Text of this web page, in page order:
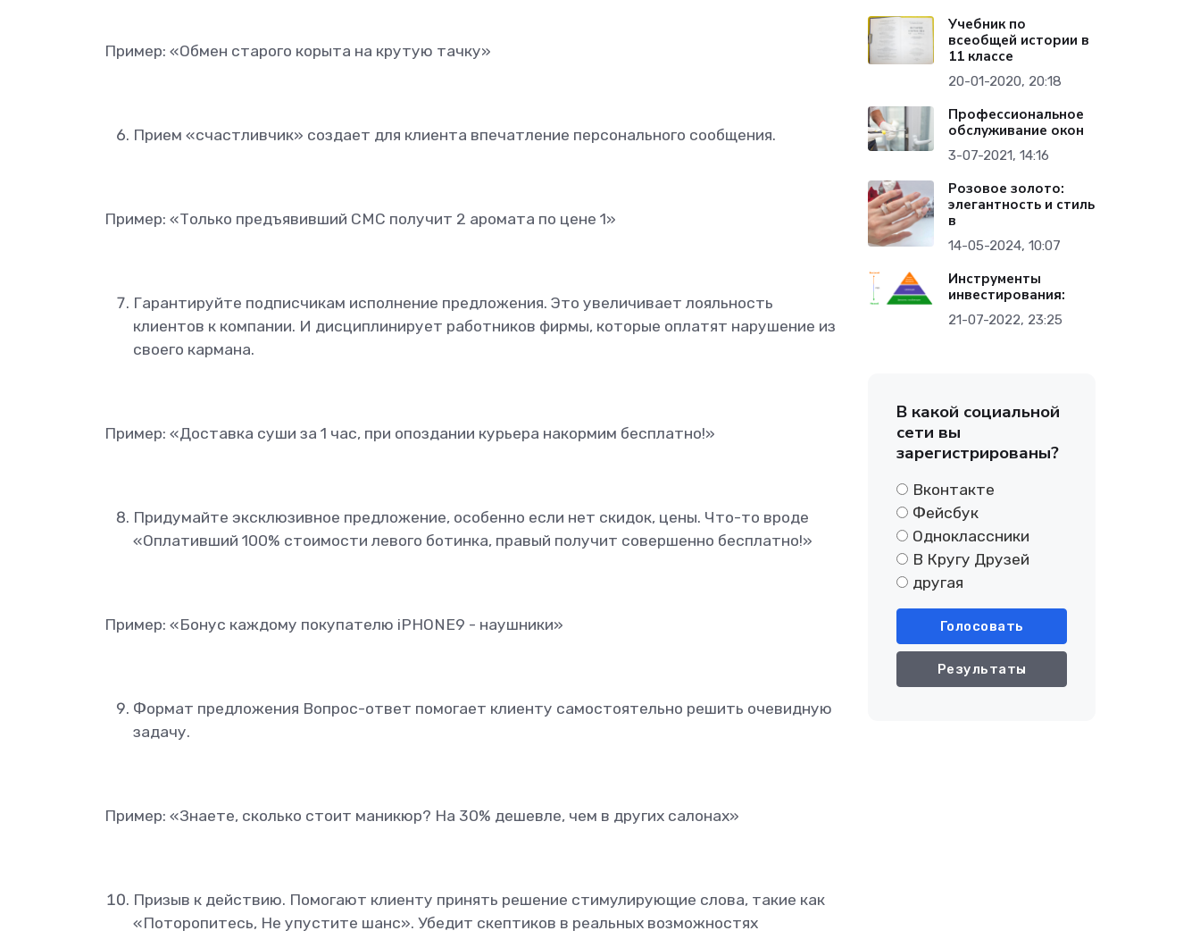
Пример: «Обмен старого корыта на крутую тачку»
Прием «счастливчик» создает для клиента впечатление персонального сообщения.
Пример: «Только предъявивший СМС получит 2 аромата по цене 1»
Гарантируйте подписчикам исполнение предложения. Это увеличивает лояльность
клиентов к компании. И дисциплинирует работников фирмы, которые оплатят нарушение из
своего кармана.
Пример: «Доставка суши за 1 час, при опоздании курьера накормим бесплатно!»
Придумайте эксклюзивное предложение, особенно если нет скидок, цены. Что-то вроде
«Оплативший 100% стоимости левого ботинка, правый получит совершенно бесплатно!»
Пример: «Бонус каждому покупателю iPHONE9 - наушники»
Формат предложения Вопрос-ответ помогает клиенту самостоятельно решить очевидную
задачу.
Пример: «Знаете, сколько стоит маникюр? На 30% дешевле, чем в других салонах»
Призыв к действию. Помогают клиенту принять решение стимулирующие слова, такие как
«Поторопитесь, Не упустите шанс». Убедит скептиков в реальных возможностях
Учебник по
всеобщей истории в
11 классе
20-01-2020, 20:18
Профессиональное
обслуживание окон
3-07-2021, 14:16
Розовое золото:
элегантность и стиль
в
14-05-2024, 10:07
Инструменты
инвестирования:
21-07-2022, 23:25
В какой социальной
сети вы
зарегистрированы?
Вконтакте
Фейсбук
Одноклассники
В Кругу Друзей
другая
Голосовать
Результаты